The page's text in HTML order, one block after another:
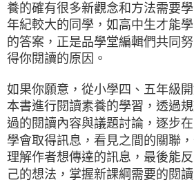
養的確有很多新觀念和方法需要
年紀較大的同學，如高中生才能
的答案，正是品學堂編輯們共同
得你閱讀的原因。
如果你願意，從小學四、五年級
本書進行閱讀素養的學習，透過
過的閱讀內容與議題討論，逐步
學會取得訊息，看見之間的關聯
理解作者想傳達的訊息，最後能
己的想法，掌握新課綱需要的閱讀